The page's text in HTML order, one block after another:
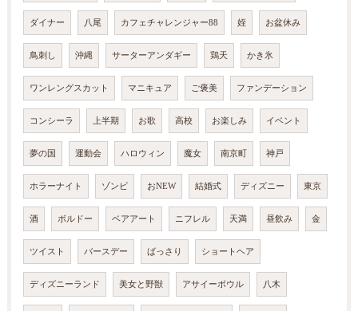
ダイナー 八尾 カフェチャレンジャー88 姪 お盆休み
鳥刺し 沖縄 サーターアンダギー 鶏天 かき氷
ワンレングスカット マニキュア ご褒美 ファンデーション
コンシーラ 上半期 お歌 高校 お楽しみ イベント
夢の国 運動会 ハロウィン 魔女 南京町 神戸
ホラーナイト ゾンビ おNEW 結婚式 ディズニー 東京
酒 ボルドー ベアアート ニフレル 天満 昼飲み 金
ツイスト バースデー ばっさり ショートヘア
ディズニーランド 美女と野獣 アサイーボウル 八木